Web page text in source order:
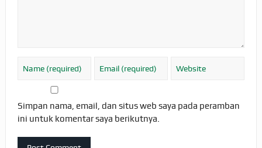
Simpan nama, email, dan situs web saya pada peramban
ini untuk komentar saya berikutnya.